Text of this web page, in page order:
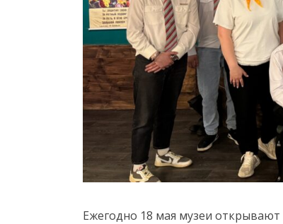
Ежегодно 18 мая музеи